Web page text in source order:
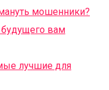
мошенники?
вам
лучшие для